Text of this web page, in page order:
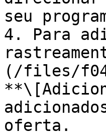
seu
4. Para
(/files/
oferta.